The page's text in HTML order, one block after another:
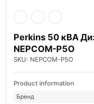
Perkins 50 кВА
NEPCOM-P5O
SKU: NEPCOM-P5O
Product information
Бренд